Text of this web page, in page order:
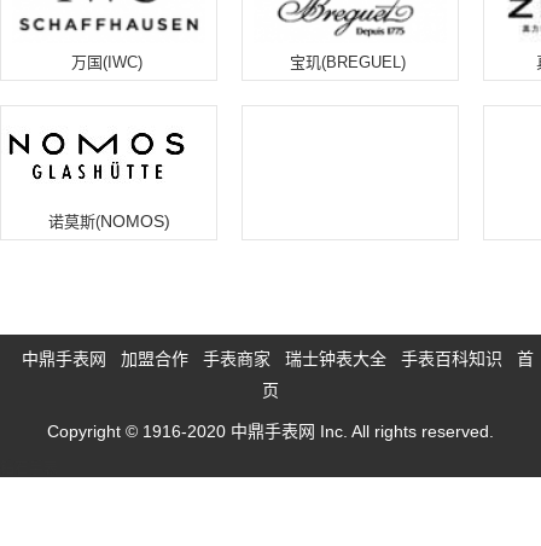
万国(IWC) 宝玑(BREGUEL)
诺莫斯(NOMOS)
中鼎手表网 加盟合作 手表商家 瑞士钟表大全 手表百科知识
首
页
Copyright © 1916-2020 中鼎手表网 Inc. All rights reserved.